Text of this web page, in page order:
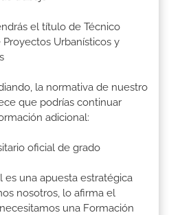
el título de Técnico
Urbanísticos y
la normativa de nuestro
que podrías continuar
adicional:
oficial de grado
es una apuesta estratégica
nosotros, lo afirma el
una Formación